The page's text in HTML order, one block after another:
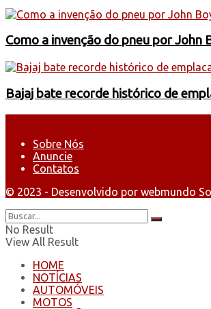
Como a invenção do pneu por
Bajaj bate recorde histórico de
Sobre Nós
Anuncie
Contatos
© 2023 - Desenvolvido por webmundo
No Result
View All Result
HOME
NOTÍCIAS
AUTOMÓVEIS
MOTOS